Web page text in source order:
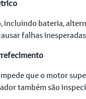
incluindo bateria,
falhas
que o motor
também são